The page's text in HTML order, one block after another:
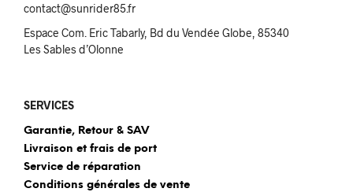
contact@sunrider85.fr
Espace Com. Eric Tabarly, Bd du Vendée Globe, 85340
Les Sables d’Olonne
SERVICES
Garantie, Retour & SAV
Livraison et frais de port
Service de réparation
Conditions générales de vente